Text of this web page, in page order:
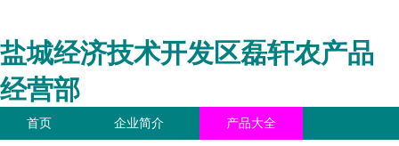
盐城经济技术开发区磊轩农产品
经营部
首页 企业简介 产品大全